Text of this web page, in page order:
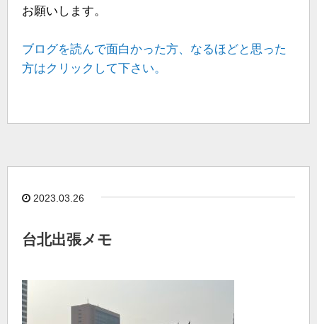
お願いします。
ブログを読んで面白かった方、なるほどと思った
方はクリックして下さい。
2023.03.26
台北出張メモ